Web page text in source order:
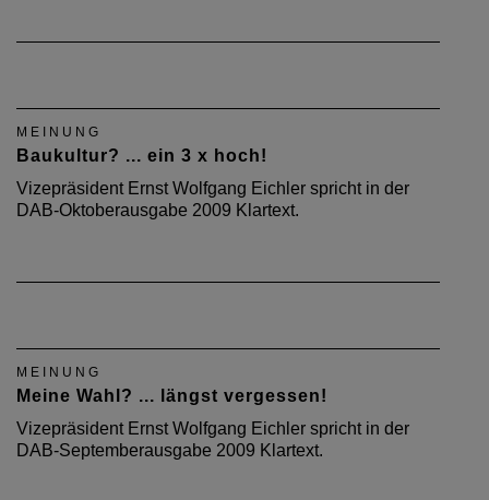
MEINUNG
Baukultur? ... ein 3 x hoch!
Vizepräsident Ernst Wolfgang Eichler spricht in der
DAB-Oktoberausgabe 2009 Klartext.
MEINUNG
Meine Wahl? ... längst vergessen!
Vizepräsident Ernst Wolfgang Eichler spricht in der
DAB-Septemberausgabe 2009 Klartext.